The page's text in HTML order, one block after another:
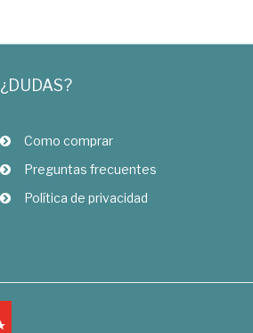
¿DUDAS?
Como comprar
Preguntas frecuentes
Política de privacidad